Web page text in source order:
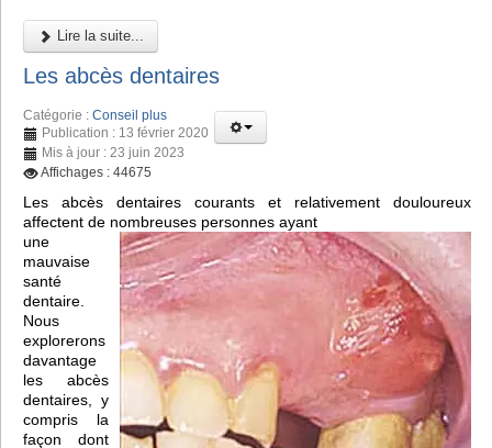
Lire la suite...
Les abcès dentaires
Catégorie : Conseil plus
Publication : 13 février 2020
Mis à jour : 23 juin 2023
Affichages : 44675
Les abcès dentaires courants et relativement douloureux
affectent de nombreuses personnes ayant
une
mauvaise
santé
dentaire.
Nous
explorerons
davantage
les abcès
dentaires, y
compris la
façon dont